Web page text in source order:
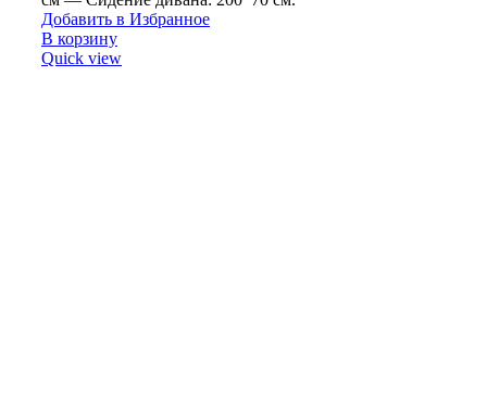
Добавить в Избранное
В корзину
Quick view